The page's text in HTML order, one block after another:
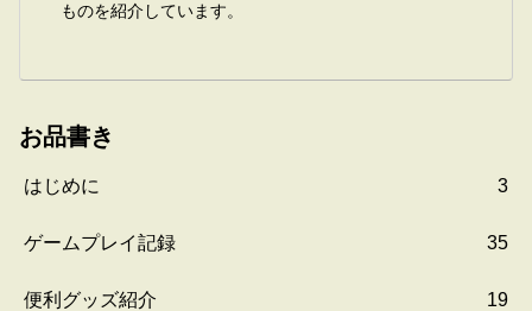
ものを紹介しています。
お品書き
はじめに 3
ゲームプレイ記録 35
便利グッズ紹介 19